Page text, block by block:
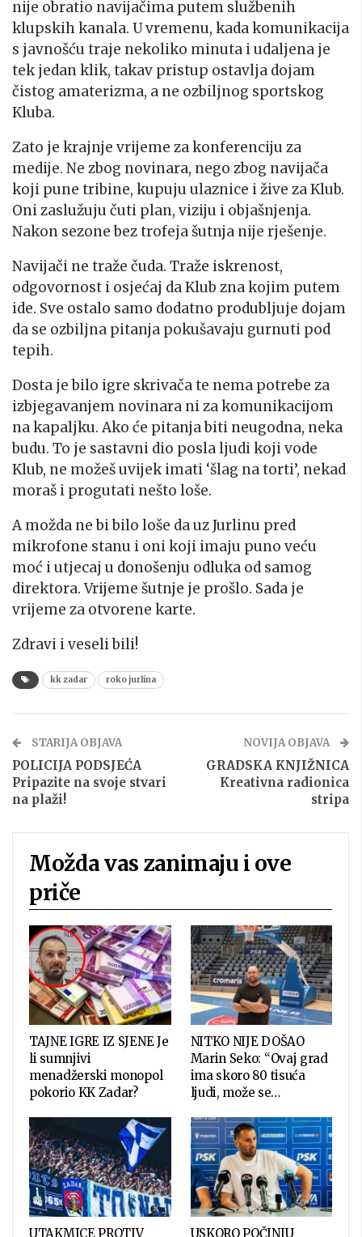
nije obratio navijačima putem službenih
klupskih kanala. U vremenu, kada komunikacija
s javnošću traje nekoliko minuta i udaljena je
tek jedan klik, takav pristup ostavlja dojam
čistog amaterizma, a ne ozbiljnog sportskog
Kluba.
Zato je krajnje vrijeme za konferenciju za
medije. Ne zbog novinara, nego zbog navijača
koji pune tribine, kupuju ulaznice i žive za Klub.
Oni zaslužuju čuti plan, viziju i objašnjenja.
Nakon sezone bez trofeja šutnja nije rješenje.
Navijači ne traže čuda. Traže iskrenost,
odgovornost i osjećaj da Klub zna kojim putem
ide. Sve ostalo samo dodatno produbljuje dojam
da se ozbiljna pitanja pokušavaju gurnuti pod
tepih.
Dosta je bilo igre skrivača te nema potrebe za
izbjegavanjem novinara ni za komunikacijom
na kapaljku. Ako će pitanja biti neugodna, neka
budu. To je sastavni dio posla ljudi koji vode
Klub, ne možeš uvijek imati ‘šlag na torti’, nekad
moraš i progutati nešto loše.
A možda ne bi bilo loše da uz Jurlinu pred
mikrofone stanu i oni koji imaju puno veću
moć i utjecaj u donošenju odluka od samog
direktora. Vrijeme šutnje je prošlo. Sada je
vrijeme za otvorene karte.
Zdravi i veseli bili!
kk zadar roko jurlina
STARIJA OBJAVA
POLICIJA PODSJEĆA
Pripazite na svoje stvari
na plaži!
NOVIJA OBJAVA
GRADSKA KNJIŽNICA
Kreativna radionica
stripa
Možda vas zanimaju i ove
priče
TAJNE IGRE IZ SJENE Je
li sumnjivi
menadžerski monopol
pokorio KK Zadar?
NITKO NIJE DOŠAO
Marin Seko: “Ovaj grad
ima skoro 80 tisuća
ljudi, može se…
UTAKMICE PROTIV USKORO POČINJU